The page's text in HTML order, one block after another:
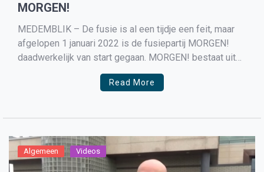
MORGEN!
MEDEMBLIK – De fusie is al een tijdje een feit, maar
afgelopen 1 januari 2022 is de fusiepartij MORGEN!
daadwerkelijk van start gegaan. MORGEN! bestaat uit
Progressief West-Friesland, Partij van de Arbeid in
Progressief Wervershoof 2010. In onderstaande video
Read More
Algemeen Videos